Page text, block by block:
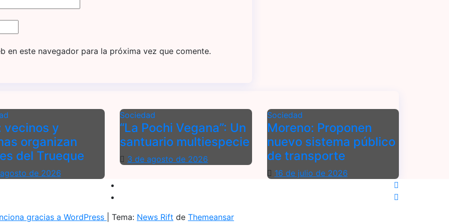
en este navegador para la próxima vez que comente.
vecinos y
organizan
del Trueque
de 2026
Sociedad
“La Pochi Vegana”: Un
santuario multiespecie
3 de agosto de 2026
Sociedad
Moreno: Proponen
nuevo sistema público
de transporte
16 de julio de 2026
gracias a WordPress Tema: News Rift de Themeansar